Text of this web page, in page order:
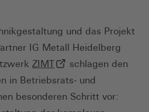
und das Projekt
IG Metall Heidelberg
ZIMT(externer Link, öffnet
schlagen den
in Betriebsrats- und
besonderen Schritt vor: